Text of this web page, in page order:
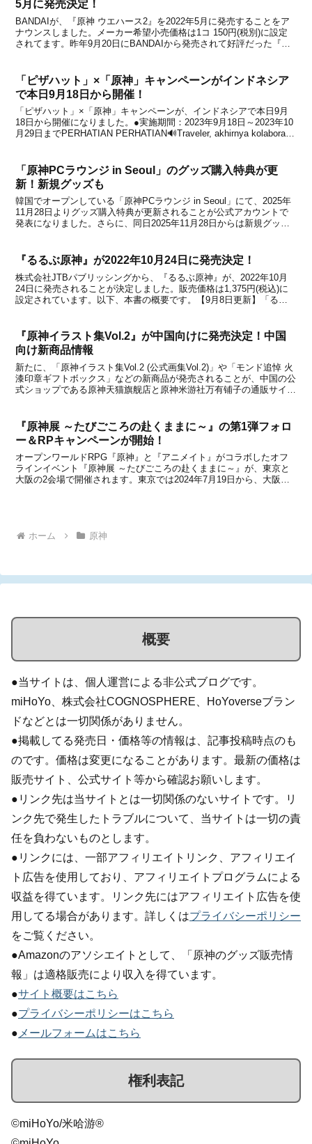
5月に発売決定！
BANDAIが、『原神 ウエハース2』を2022年5月に発売することをア
ナウンスしました。メーカー希望小売価格は1コ 150円(税別)に設定
されてます。昨年9月20日にBANDAIから発売されて好評だった『原
「ピザハット」×「原神」キャンペーンがインドネシア
で本日9月18日から開催！
「ピザハット」×「原神」キャンペーンが、インドネシアで本日9月
18日から開催になりました。●実施期間：2023年9月18日～2023年10
月29日までPERHATIAN PERHATIAN🔊Traveler, akhirnya kolaborasi
「原神PCラウンジ in Seoul」のグッズ購入特典が更
新！新規グッズも
韓国でオープンしている「原神PCラウンジ in Seoul」にて、2025年
11月28日よりグッズ購入特典が更新されることが公式アカウントで
発表になりました。さらに、同日2025年11月28日からは新規グッズ
『るるぶ原神』が2022年10月24日に発売決定！
株式会社JTBパブリッシングから、『るるぶ原神』が、2022年10月
24日に発売されることが決定しました。販売価格は1,375円(税込)に
設定されています。以下、本書の概要です。【9月8日更新】「るる
『原神イラスト集Vol.2』が中国向けに発売決定！中国
向け新商品情報
新たに、「原神イラスト集Vol.2 (公式画集Vol.2)」や「モンド追悼 火
漆印章ギフトボックス」などの新商品が発売されることが、中国の公
式ショップである原神天猫旗舰店と原神米游社万有铺子の通販サイト
『原神展 ～たびごころの赴くままに～』の第1弾フォロ
ー＆RPキャンペーンが開始！
オープンワールドRPG『原神』と『アニメイト』がコラボしたオフ
ラインイベント『原神展 ～たびごころの赴くままに～』が、東京と
大阪の2会場で開催されます。東京では2024年7月19日から、大阪で
ホーム 原神
概要
●当サイトは、個人運営による非公式ブログです。
miHoYo、株式会社COGNOSPHERE、HoYoverseブラン
ドなどとは一切関係がありません。
●掲載してる発売日・価格等の情報は、記事投稿時点のも
のです。価格は変更になることがあります。最新の価格は
販売サイト、公式サイト等から確認お願いします。
●リンク先は当サイトとは一切関係のないサイトです。リ
ンク先で発生したトラブルについて、当サイトは一切の責
任を負わないものとします。
●リンクには、一部アフィリエイトリンク、アフィリエイ
ト広告を使用しており、アフィリエイトプログラムによる
収益を得ています。リンク先にはアフィリエイト広告を使
用してる場合があります。詳しくはプライバシーポリシー
をご覧ください。
●Amazonのアソシエイトとして、「原神のグッズ販売情
報」は適格販売により収入を得ています。
●サイト概要はこちら
●プライバシーポリシーはこちら
● メールフォームはこちら
権利表記
©miHoYo/米哈游®